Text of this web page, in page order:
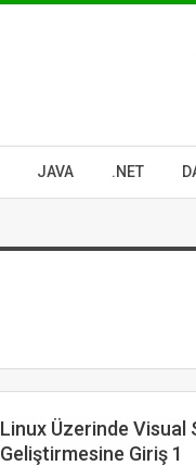
JAVA .NET
Linux Üzerinde Visual
Geliştirmesine Giriş 1